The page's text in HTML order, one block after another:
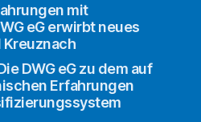
mit
eG erwirbt neues
Kreuznach
DWG eG zu dem auf
Erfahrungen